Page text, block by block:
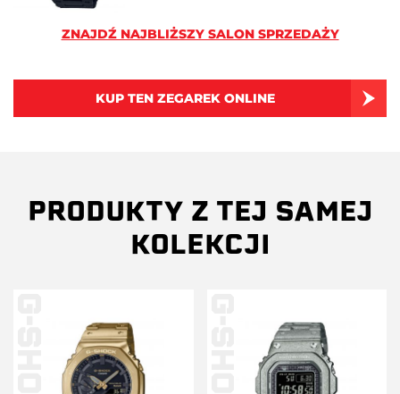
ZNAJDŹ NAJBLIŻSZY SALON SPRZEDAŻY
KUP TEN ZEGAREK ONLINE
PRODUKTY Z TEJ SAMEJ
KOLEKCJI